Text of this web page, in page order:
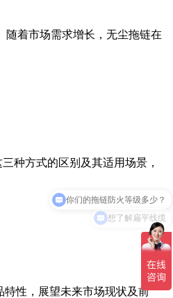
随着市场需求增长，无尘拖链在
种方式的区别及其适用场景，
特性，展望未来市场现状及前